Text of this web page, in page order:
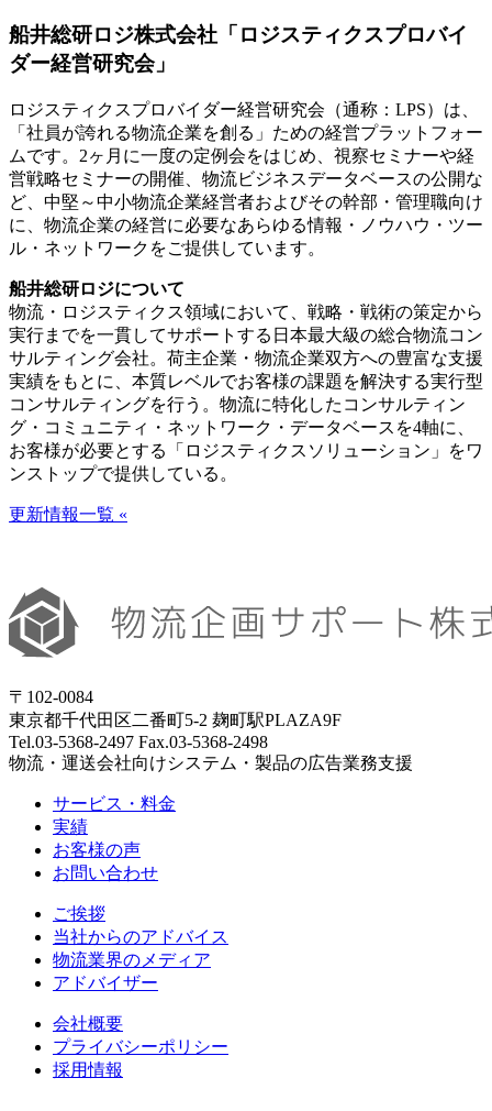
船井総研ロジ株式会社「ロジスティクスプロバイ
ダー経営研究会」
ロジスティクスプロバイダー経営研究会（通称：LPS）は、
「社員が誇れる物流企業を創る」ための経営プラットフォー
ムです。2ヶ月に一度の定例会をはじめ、視察セミナーや経
営戦略セミナーの開催、物流ビジネスデータベースの公開な
ど、中堅～中小物流企業経営者およびその幹部・管理職向け
に、物流企業の経営に必要なあらゆる情報・ノウハウ・ツー
ル・ネットワークをご提供しています。
船井総研ロジについて
物流・ロジスティクス領域において、戦略・戦術の策定から
実行までを一貫してサポートする日本最大級の総合物流コン
サルティング会社。荷主企業・物流企業双方への豊富な支援
実績をもとに、本質レベルでお客様の課題を解決する実行型
コンサルティングを行う。物流に特化したコンサルティン
グ・コミュニティ・ネットワーク・データベースを4軸に、
お客様が必要とする「ロジスティクスソリューション」をワ
ンストップで提供している。
更新情報一覧 «
〒102-0084
東京都千代田区二番町5-2 麹町駅PLAZA9F
Tel.03-5368-2497 Fax.03-5368-2498
物流・運送会社向けシステム・製品の広告業務支援
サービス・料金
実績
お客様の声
お問い合わせ
ご挨拶
当社からのアドバイス
物流業界のメディア
アドバイザー
会社概要
プライバシーポリシー
採用情報